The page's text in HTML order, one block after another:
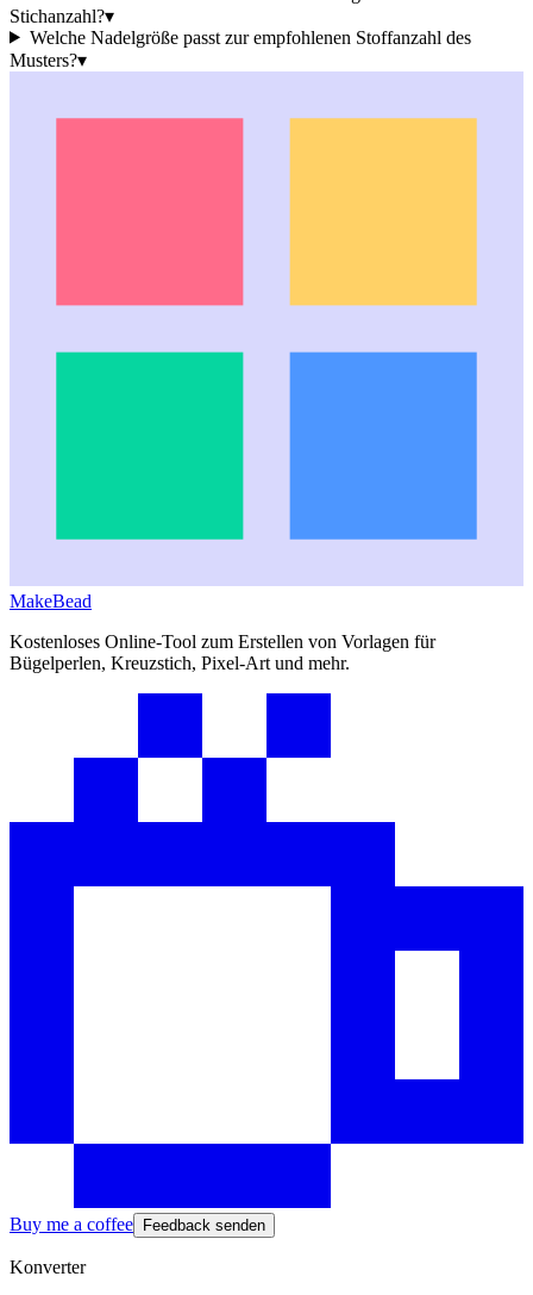
Stichanzahl?▾
Welche Nadelgröße passt zur empfohlenen Stoffanzahl des
Musters?▾
MakeBead
Kostenloses Online-Tool zum Erstellen von Vorlagen für
Bügelperlen, Kreuzstich, Pixel-Art und mehr.
Buy me a coffee Feedback senden
Konverter